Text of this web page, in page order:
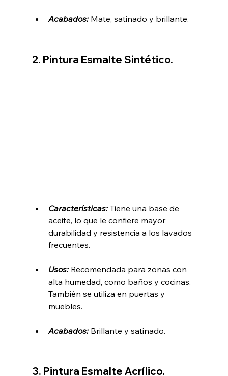
Acabados: Mate, satinado y brillante.
2. Pintura Esmalte Sintético.
Características: Tiene una base de
aceite, lo que le confiere mayor
durabilidad y resistencia a los lavados
frecuentes.
Usos: Recomendada para zonas con
alta humedad, como baños y cocinas.
También se utiliza en puertas y
muebles.
Acabados: Brillante y satinado.
3. Pintura Esmalte Acrílico.